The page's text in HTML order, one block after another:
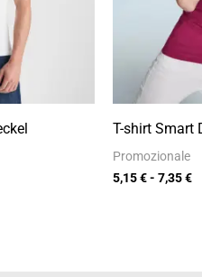
T-shirt Smart
Promozionale
5,15€- 7,35€